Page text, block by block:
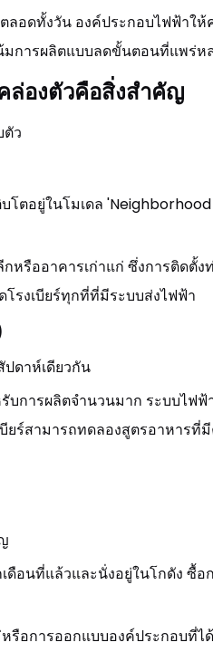
อดทั้งวัน องค์ประกอบไฟฟ้าใ
การผลิตแบบลดขั้นตอนที่แพร่ห
ล่องตัวคือสิ่งสำคัญ
ตัว
อยู่ในโมเดล 'Neighborhood
หรืออาคารเก่าแก่ ซึ่งการติดตั้
โรงเบียร์ทุกที่ที่มีระบบส่งไฟฟ้า
ดาห์เดียวกัน
การผลิตจำนวนมาก ระบบไฟฟ้
ร์สามารถทดลองสูตรอาหารที่
ดือนที่แล้วและนั่งอยู่ในโกดัง ซื้อก
อการออกแบบองค์ประกอบที่ไ